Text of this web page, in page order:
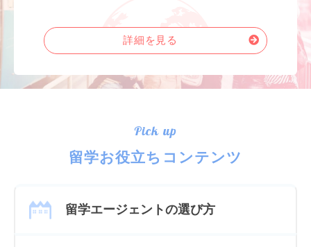
詳細を見る
Pick up
留学お役立ちコンテンツ
留学エージェントの選び方